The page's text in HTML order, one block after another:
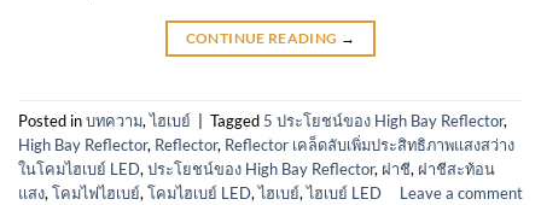
CONTINUE READING →
Posted inบทความ,ไฮเบย์ Tagged 5 ประโยชน์ของ High Bay Reflector,
High Bay Reflector, Reflector, Reflector เคล็ดลับเพิ่มประสิทธิภาพแสงสว่าง
ในโคมไฮเบย์ LED,ประโยชน์ของ High Bay Reflector, ฝาชี, ฝาชีสะท้อน
แสง,โคมไฟไฮเบย์,โคมไฮเบย์ LED,ไฮเบย์,ไฮเบย์ LED Leave a comment